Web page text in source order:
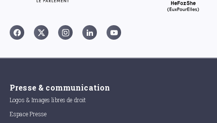
Presse & communication
Logos & Images libres de droit
Espace Presse